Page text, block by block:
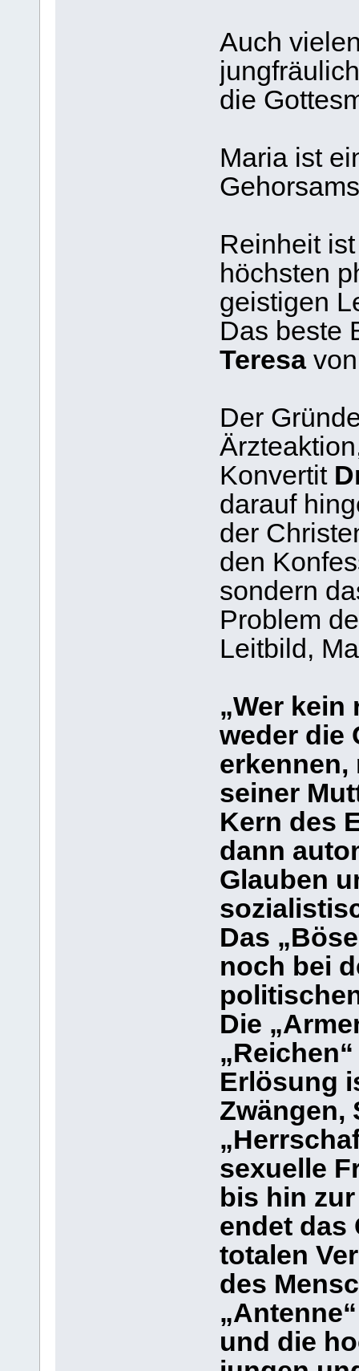
Auch
die
Maria ist
Reinheit
höchsten
geistigen
Das beste
Teresavon
Der
Konvertit
darauf
der
den
sondern
Problem
Leitbild,
„Wer kein
weder die
erkennen,
seiner
Kern des
dann
Glauben
Das
noch bei
Die
Erlösung
Zwängen,
sexuelle
bis hin
endet das
totalen
des
und die